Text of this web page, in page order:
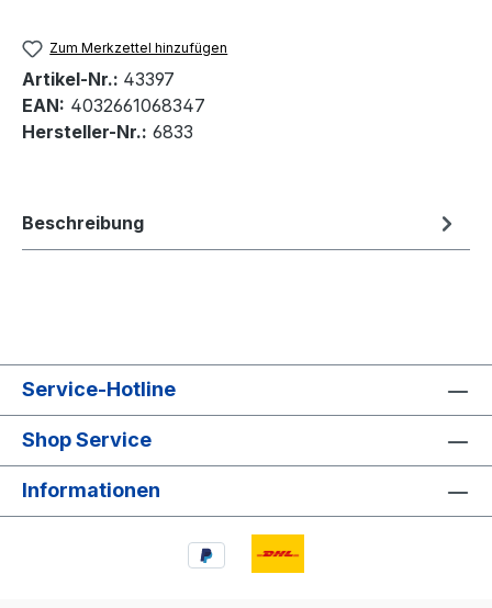
Zum Merkzettel hinzufügen
Artikel-Nr.: 43397
EAN: 4032661068347
Hersteller-Nr.: 6833
Beschreibung
Service-Hotline
Shop Service
Informationen